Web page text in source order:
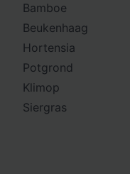
Bamboe
Beukenhaag
Hortensia
Potgrond
Klimop
Siergras